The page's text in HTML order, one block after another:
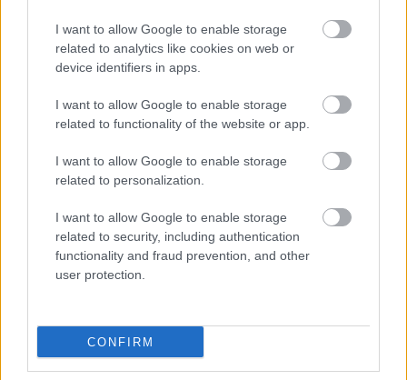
I want to allow Google to enable storage
related to analytics like cookies on web or
device identifiers in apps.
I want to allow Google to enable storage
related to functionality of the website or app.
I want to allow Google to enable storage
related to personalization.
I want to allow Google to enable storage
related to security, including authentication
functionality and fraud prevention, and other
user protection.
CONFIRM